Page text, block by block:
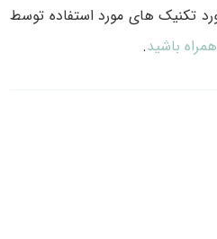
تکنیک های مورد استفاده توسط
باشید.